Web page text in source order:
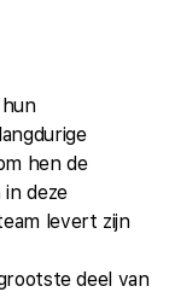
hen de
deze
levert zijn
deel van